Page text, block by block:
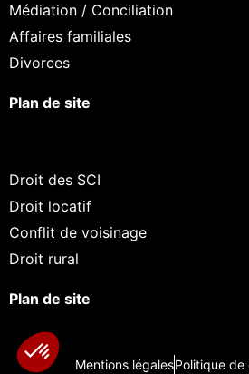
Médiation / Conciliation
Affaires familiales
Divorces
Plan de site
Droit des SCI
Droit locatif
Conflit de voisinage
Droit rural
Plan de site
Mentions légalesPolitique